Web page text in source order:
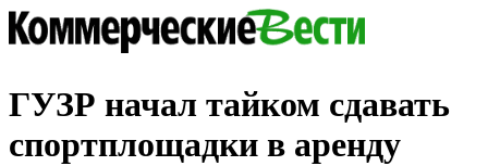
ГУЗР начал тайком сдавать
спортплощадки в аренду